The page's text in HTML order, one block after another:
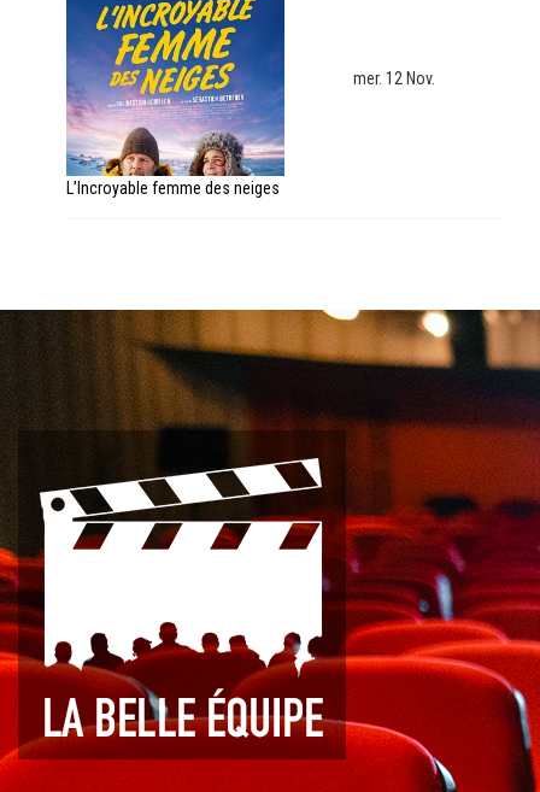
L’Incroyable femme des neiges
mer. 12 Nov.